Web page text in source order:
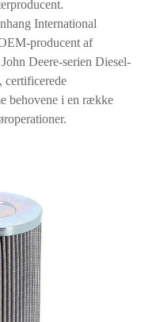
International
producent af
Deere-serien Diesel-
certificerede
behovene i en række